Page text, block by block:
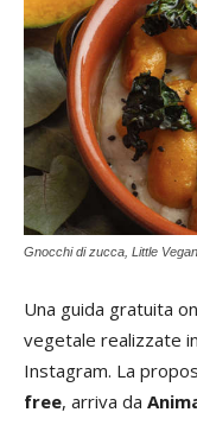
Gnocchi di zucca, Little
Una guida gratuita
vegetale realizzate
Instagram. La
free, arriva da